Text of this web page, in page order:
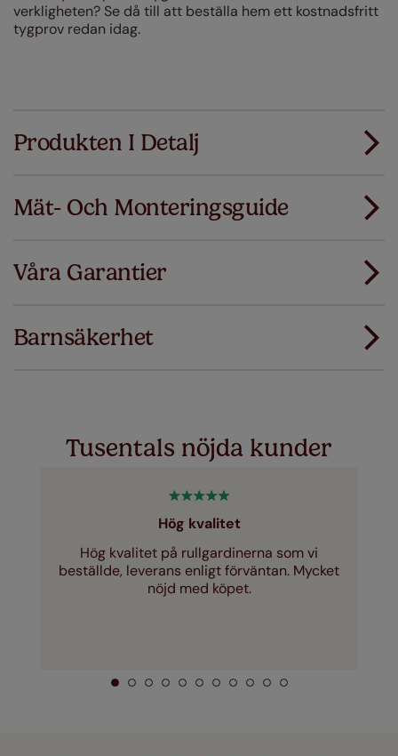
verkligheten? Se då till att beställa hem ett kostnadsfritt
tygprov redan idag.
Produkten I Detalj
Mät- Och Monteringsguide
Ladda ner instruktioner
Våra Garantier
första gången ersätter vi dem med rätt storlek.
Barnsäkerhet
Tusentals nöjda kunder
Hög kvalitet
Hög kvalitet på rullgardinerna som vi
beställde, leverans enligt förväntan. Mycket
nöjd med köpet.